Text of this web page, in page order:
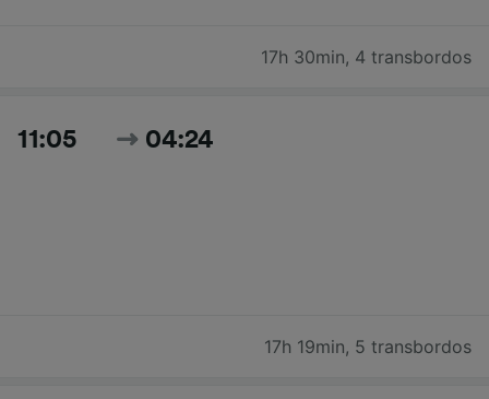
17h 30min, 4 transbordos
11:05 04:24
17h 19min, 5 transbordos